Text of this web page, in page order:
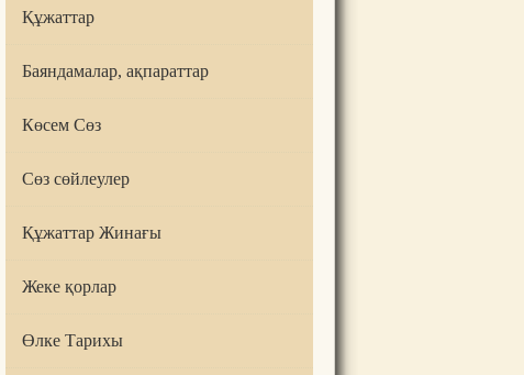
Құжаттар
Баяндамалар, ақпараттар
Көсем Сөз
Сөз сөйлеулер
Құжаттар Жинағы
Жеке қорлар
Өлке Тарихы